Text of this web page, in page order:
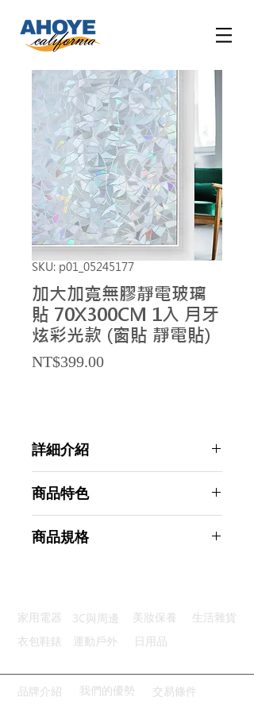
SKU: p01_05245177
加大加寬無膠靜電玻璃
貼 70X300CM 1入 月牙
炫彩光款 (窗貼 靜電貼)
NT$399.00Price
詳細介紹
商品特色
隱私遮蔽：防窺效果安心自在
商品規格
商品型號：p01_05245177
主要材質：PVC
商品重量(g)：575
產地名稱：中國大陸
家用電器 3C與周邊 美妝保養
生活雜貨
衣包鞋錶
運動戶外 日用品
品牌介紹 我們的優勢 交易條件